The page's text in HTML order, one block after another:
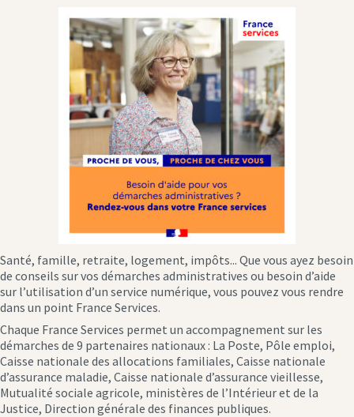
Santé, famille, retraite, logement, impôts... Que vous ayez besoin
de conseils sur vos démarches administratives ou besoin d’aide
sur l’utilisation d’un service numérique, vous pouvez vous rendre
dans un point France Services.
Chaque France Services permet un accompagnement sur les
démarches de 9 partenaires nationaux : La Poste, Pôle emploi,
Caisse nationale des allocations familiales, Caisse nationale
d’assurance maladie, Caisse nationale d’assurance vieillesse,
Mutualité sociale agricole, ministères de l’Intérieur et de la
Justice, Direction générale des finances publiques.